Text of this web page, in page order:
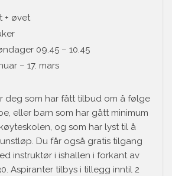
+ øvet
09.45 – 10.45
– 17. mars
deg som har fått tilbud om å følge
eller barn som har gått minimum
og som har lyst til å
Du får også gratis tilgang
instruktør i ishallen i forkant av
Aspiranter tilbys i tillegg inntil 2